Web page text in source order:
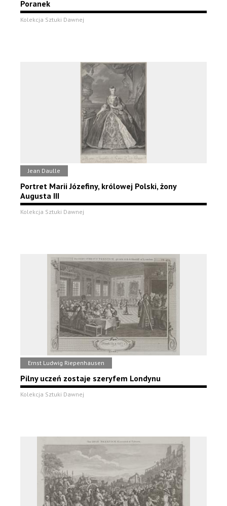
Poranek
Kolekcja Sztuki Dawnej
Jean Daulle
Portret Marii Józefiny, królowej Polski, żony
Augusta III
Kolekcja Sztuki Dawnej
Ernst Ludwig Riepenhausen
Pilny uczeń zostaje szeryfem Londynu
Kolekcja Sztuki Dawnej